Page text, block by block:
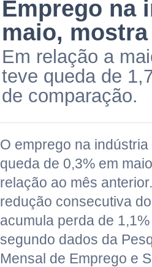
Emprego na
maio, mostra
Em relação a
teve queda de
de comparação.
O emprego na
queda de 0,3% em
relação ao mês
redução consecutiva
acumula perda de
segundo dados da
Mensal de Emprego e